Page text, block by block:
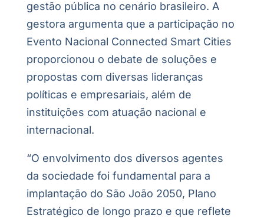
gestão pública no cenário brasileiro. A
gestora argumenta que a participação no
Evento Nacional Connected Smart Cities
proporcionou o debate de soluções e
propostas com diversas lideranças
políticas e empresariais, além de
instituições com atuação nacional e
internacional.
“O envolvimento dos diversos agentes
da sociedade foi fundamental para a
implantação do São João 2050, Plano
Estratégico de longo prazo e que reflete